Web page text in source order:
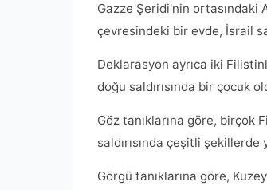
Gazze Şeridi'nin ortasındaki
çevresindeki bir evde, İsrail
Deklarasyon ayrıca iki
doğu saldırısında bir çocuk
Göz tanıklarına göre, birçok
saldırısında çeşitli şekillerde
Görgü tanıklarına göre,